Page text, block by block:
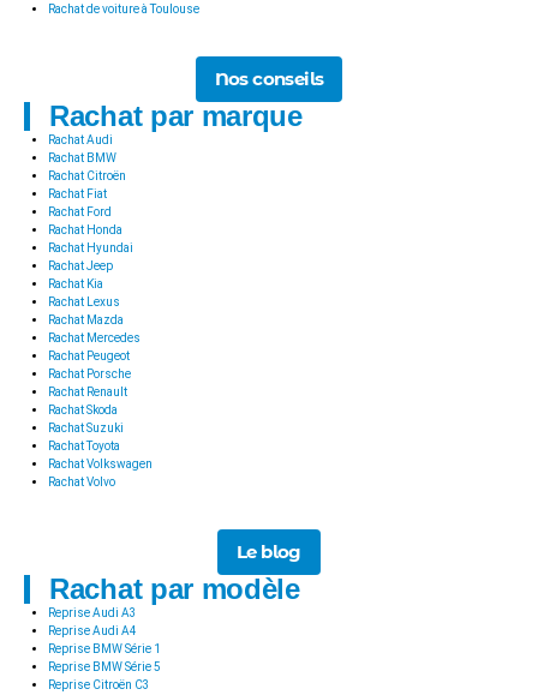
Rachat de voiture à Toulouse
Nos conseils
Rachat par marque
Rachat Audi
Rachat BMW
Rachat Citroën
Rachat Fiat
Rachat Ford
Rachat Honda
Rachat Hyundai
Rachat Jeep
Rachat Kia
Rachat Lexus
Rachat Mazda
Rachat Mercedes
Rachat Peugeot
Rachat Porsche
Rachat Renault
Rachat Skoda
Rachat Suzuki
Rachat Toyota
Rachat Volkswagen
Rachat Volvo
Le blog
Rachat par modèle
Reprise Audi A3
Reprise Audi A4
Reprise BMW Série 1
Reprise BMW Série 5
Reprise Citroën C3